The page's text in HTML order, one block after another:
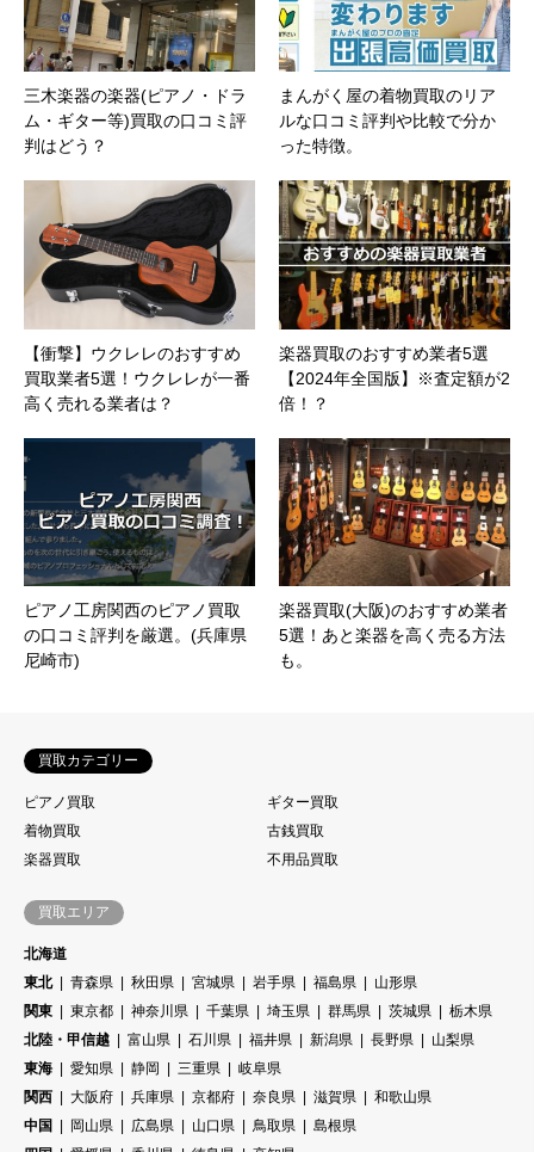
三木楽器の楽器(ピアノ・ドラ
ム・ギター等)買取の口コミ評
判はどう？
まんがく屋の着物買取のリア
ルな口コミ評判や比較で分か
った特徴。
【衝撃】ウクレレのおすすめ
買取業者5選！ウクレレが一番
高く売れる業者は？
楽器買取のおすすめ業者5選
【2024年全国版】※査定額が2
倍！？
ピアノ工房関西のピアノ買取
の口コミ評判を厳選。(兵庫県
尼崎市)
楽器買取(大阪)のおすすめ業者
5選！あと楽器を高く売る方法
も。
買取カテゴリー
ピアノ買取
ギター買取
着物買取
古銭買取
楽器買取
不用品買取
買取エリア
北海道
東北
青森県 秋田県 宮城県 岩手県 福島県
山形県
関東
東京都 神奈川県 千葉県 埼玉県 群馬県 茨城県
栃木県
北陸・甲信越
富山県 石川県 福井県 新潟県 長野県
山梨県
東海
愛知県 静岡 三重県
岐阜県
関西
大阪府 兵庫県 京都府 奈良県 滋賀県
和歌山県
中国
岡山県 広島県 山口県 鳥取県
島根県